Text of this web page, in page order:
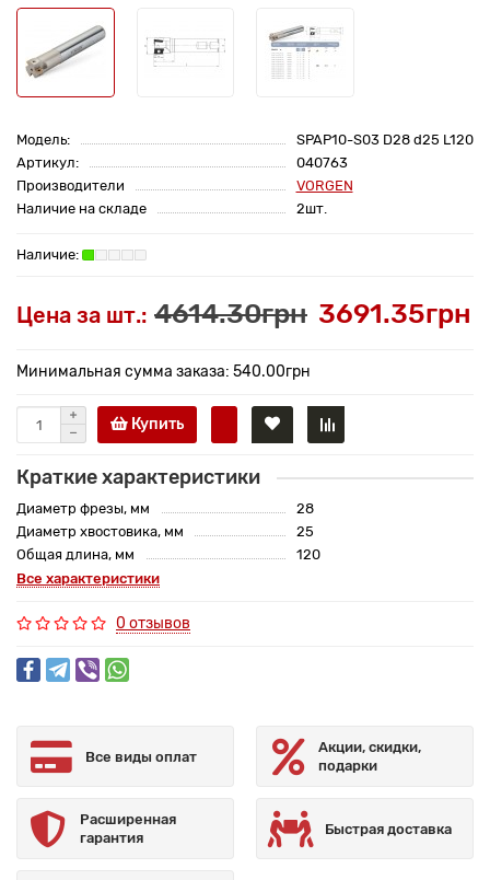
Модель:
SPAP10-S03 D28 d25 L120
Артикул:
040763
Производители
VORGEN
Наличие на складе
2шт.
Цена за шт.: 4614.30грн 3691.35грн
Минимальная сумма заказа: 540.00грн
Купить
Краткие характеристики
Диаметр фрезы, мм
28
Диаметр хвостовика, мм
25
Общая длина, мм
120
Все характеристики
0 отзывов
Все виды оплат
Акции, скидки,
подарки
Расширенная
гарантия
Быстрая доставка